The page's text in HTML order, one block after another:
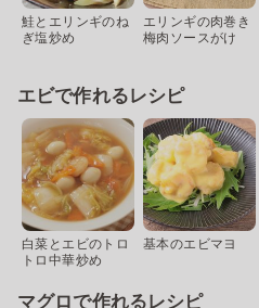
鮭とエリンギのね
ぎ塩炒め
エリンギの肉巻き
梅肉ソースがけ
エビで作れるレシピ
白菜とエビのトロ
トロ中華炒め
基本のエビマヨ
マグロで作れるレシピ